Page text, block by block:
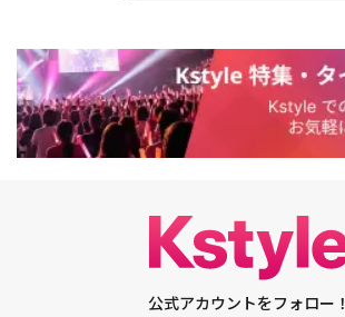
公式アカウントをフォロー！